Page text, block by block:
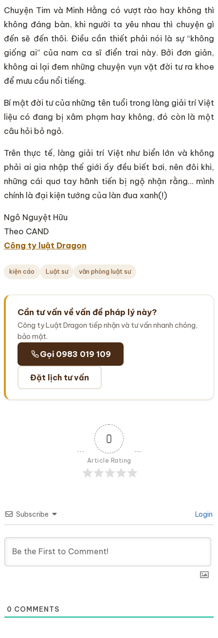
Chuyện Tim và Minh Hằng có vượt rào hay không thì
không đáng bàn, khi người ta yêu nhau thì chuyện gì
đến sẽ đến thôi. Điều cần thiết phải nói là sự “không
giống ai” của nam ca sĩ điển trai này. Bởi đơn giản,
không ai lại đem những chuyện vụn vặt đời tư ra khoe
để mưu cầu nổi tiếng.
Bí mật đời tư của những tên tuổi trong làng giải trí Việt
liệu có đang bị xâm phạm hay không, đó còn là một
câu hỏi bỏ ngỏ.
Trên thực tế, làng giải trí Việt như biển lớn và không
phải ai gia nhập thế giới ấy đều biết bơi, nên đôi khi,
những cái quơ tay hãnh tiến bị ngộ nhận rằng… mình
chính là đại kiện tướng của làn đua xanh(!)
Ngô Nguyệt Hữu
Theo CAND
Công ty luật Dragon
kiện cáo Luật sư văn phòng luật sư
Cần tư vấn về vấn đề pháp lý này?
Công ty Luật Dragon tiếp nhận và tư vấn nhanh chóng,
bảo mật.
Gọi 0983 019 109
Đặt lịch tư vấn
0
Article Rating
Subscribe Login
0 COMMENTS